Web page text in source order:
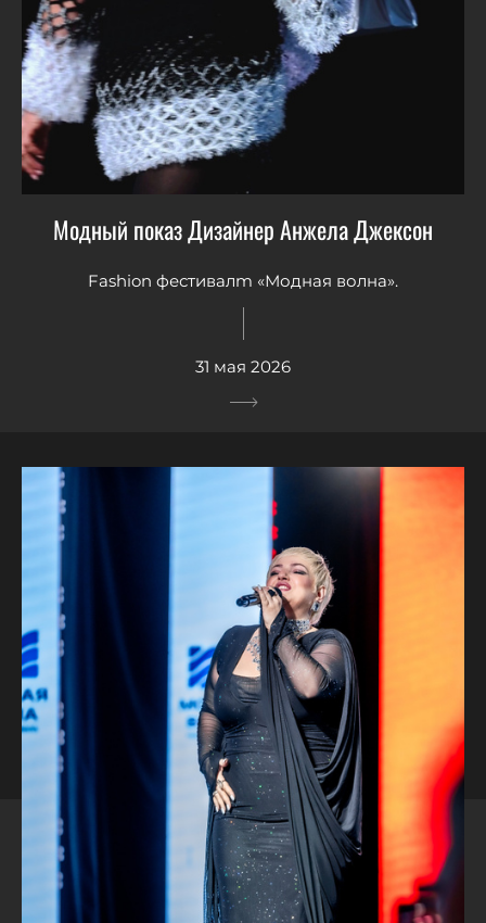
Модный показ Дизайнер Анжела Джексон
Fashion фестивалm «Модная волна».
31 мая 2026